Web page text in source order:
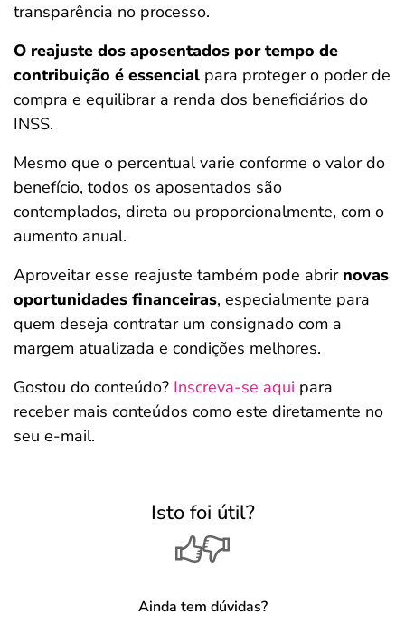
transparência no processo.
O reajuste dos aposentados por tempo de
contribuição é essencial para proteger o poder de
compra e equilibrar a renda dos beneficiários do
INSS.
Mesmo que o percentual varie conforme o valor do
benefício, todos os aposentados são
contemplados, direta ou proporcionalmente, com o
aumento anual.
Aproveitar esse reajuste também pode abrir novas
oportunidades financeiras, especialmente para
quem deseja contratar um consignado com a
margem atualizada e condições melhores.
Gostou do conteúdo? Inscreva-se aqui para
receber mais conteúdos como este diretamente no
seu e-mail.
Isto foi útil?
Ainda tem dúvidas?